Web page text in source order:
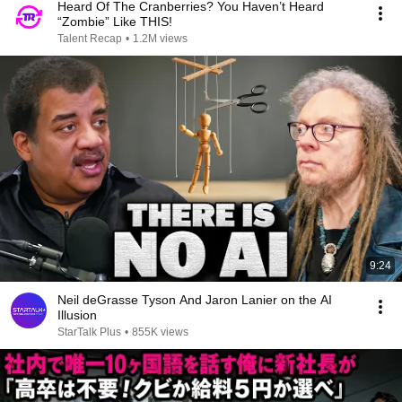
Heard Of The Cranberries? You Haven’t Heard
“Zombie” Like THIS!
Talent Recap • 1.2M views
9:24
Neil deGrasse Tyson And Jaron Lanier on the AI
Illusion
StarTalk Plus • 855K views